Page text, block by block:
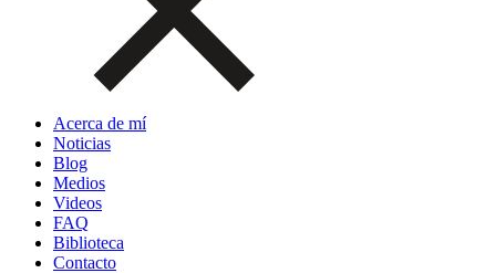
Acerca de mí
Noticias
Blog
Medios
Videos
FAQ
Biblioteca
Contacto